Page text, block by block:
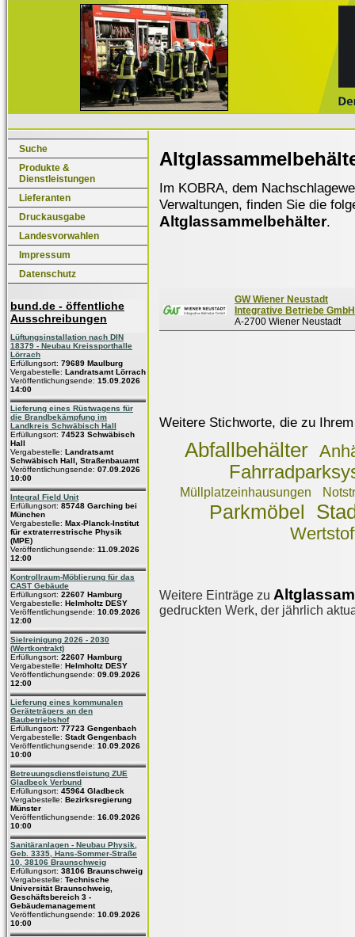
Suche
Produkte &
Dienstleistungen
Lieferanten
Druckausgabe
Landesvorwahlen
Impressum
Datenschutz
bund.de - öffentliche
Ausschreibungen
Lüftungsinstallation nach DIN
18379 - Neubau Kreissporthalle
Lörrach
Erfüllungsort: 79689 Maulburg
Vergabestelle: Landratsamt Lörrach
Veröffentlichungsende: 15.09.2026
14:00
Lieferung eines Rüstwagens für
die Brandbekämpfung im
Landkreis Schwäbisch Hall
Erfüllungsort: 74523 Schwäbisch
Hall
Vergabestelle: Landratsamt
Schwäbisch Hall, Straßenbauamt
Veröffentlichungsende: 07.09.2026
10:00
Integral Field Unit
Erfüllungsort: 85748 Garching bei
München
Vergabestelle: Max-Planck-Institut
für extraterrestrische Physik
(MPE)
Veröffentlichungsende: 11.09.2026
12:00
Kontrollraum-Möblierung für das
CAST Gebäude
Erfüllungsort: 22607 Hamburg
Vergabestelle: Helmholtz DESY
Veröffentlichungsende: 10.09.2026
12:00
Sielreinigung 2026 - 2030
(Wertkontrakt)
Erfüllungsort: 22607 Hamburg
Vergabestelle: Helmholtz DESY
Veröffentlichungsende: 09.09.2026
12:00
Lieferung eines kommunalen
Geräteträgers an den
Baubetriebshof
Erfüllungsort: 77723 Gengenbach
Vergabestelle: Stadt Gengenbach
Veröffentlichungsende: 10.09.2026
10:00
Betreuungsdienstleistung ZUE
Gladbeck Verbund
Erfüllungsort: 45964 Gladbeck
Vergabestelle: Bezirksregierung
Münster
Veröffentlichungsende: 16.09.2026
10:00
Sanitäranlagen - Neubau Physik,
Geb. 3335, Hans-Sommer-Straße
10, 38106 Braunschweig
Erfüllungsort: 38106 Braunschweig
Vergabestelle: Technische
Universität Braunschweig,
Geschäftsbereich 3 -
Gebäudemanagement
Veröffentlichungsende: 10.09.2026
10:00
Im KOBRA, dem
Verwaltungen, finden Sie die
Altglassammelbehälter.
GW Wiener Neustadt
Integrative Betriebe GmbH
A-2700 Wiener Neustadt
Weitere Stichworte, die zu
Abfallbehälter
Müllplatzeinhausungen
Parkmöbel
Weitere Einträge zu
gedruckten Werk, der jährlich